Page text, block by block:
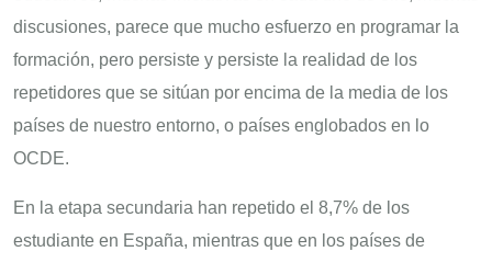
discusiones, parece que mucho esfuerzo en programar la
formación, pero persiste y persiste la realidad de los
repetidores que se sitúan por encima de la media de los
países de nuestro entorno, o países englobados en lo
OCDE.
En la etapa secundaria han repetido el 8,7% de los
estudiante en España, mientras que en los países de